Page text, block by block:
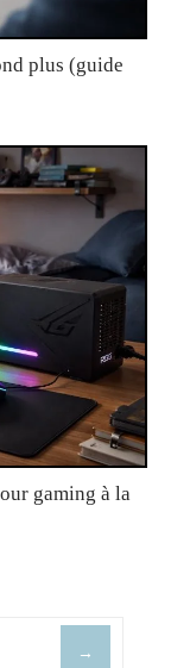
plus (guide
gaming à la